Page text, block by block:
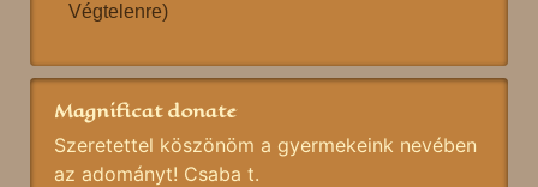
Végtelenre)
Magnificat donate
Szeretettel köszönöm a gyermekeink nevében
az adományt! Csaba t.